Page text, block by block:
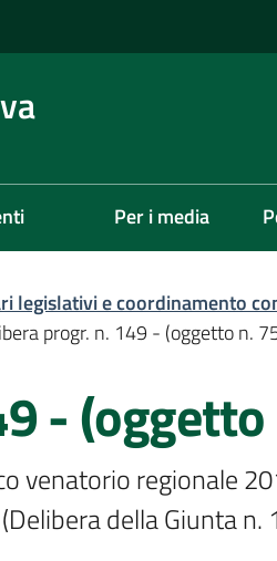
Per i media
legislativi e coordinamento
progr. n. 149 - (oggetto n.
-
venatorio regionale
della Giunta